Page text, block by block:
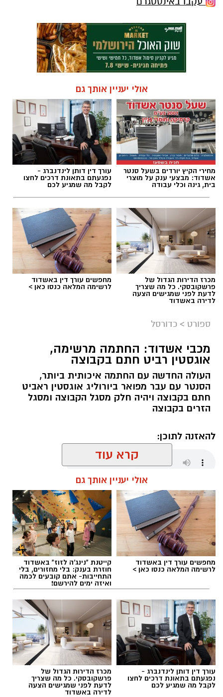
אולי יעניין אותך גם
מחירי הקיץ יורדים בשעל סנטר
אשדוד: מבצעי ענק על מוצרי
בית, גינה וכלי עבודה
עורך דין דותן לינדנברג -
נפגעתם בתאונת דרכים לחצו
לקבל מה שמגיע לכם
מכרז הדירות הגדול של
פרשקובסקי. כל מה שצריך
לדעת לפני שמגישים הצעה
לדירה באשדוד
מחפשים עורך דין באשדוד
לרשימה המלאה כנסו כאן >
ספורט > כדורסל
מכבי אשדוד: החתמה מרשימה,
אוגסטין רביט חתם בקבוצה
העולה החדשה עם החתמה איכותית ביותר,
הסנטר עם עבר מפואר ביורוליג אוגסטין ראביט
חתם בקבוצה ויהיה חלק מסגל הקבוצה ומסגל
הזרים בקבוצה
להאזנה לתוכן:
שחר כחלון / 16:29 05.08.26
תגים:מכבי אשדוד, אוגסטין רביט
קרא עוד
אולי יעניין אותך גם
מחפשים עורך דין באשדוד
לרשימה המלאה כנסו כאן >
קייטנת "נינג'ה לזוז" באשדוד
חוזרת בענק: בלי מחזורים, בלי
התחייבות- אתם קובעים לכמה
ואיזה ימים להירשם!
עורך דין דותן לינדנברג -
נפגעתם בתאונת דרכים לחצו
לקבל מה שמגיע לכם
מכרז הדירות הגדול של
פרשקובסקי. כל מה שצריך
לדעת לפני שמגישים הצעה
לדירה באשדוד